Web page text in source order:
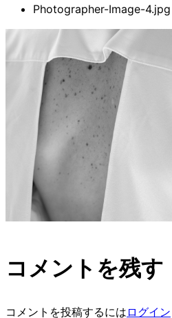
Photographer-Image-4.jpg
コメントを残す
コメントを投稿するには ログイン